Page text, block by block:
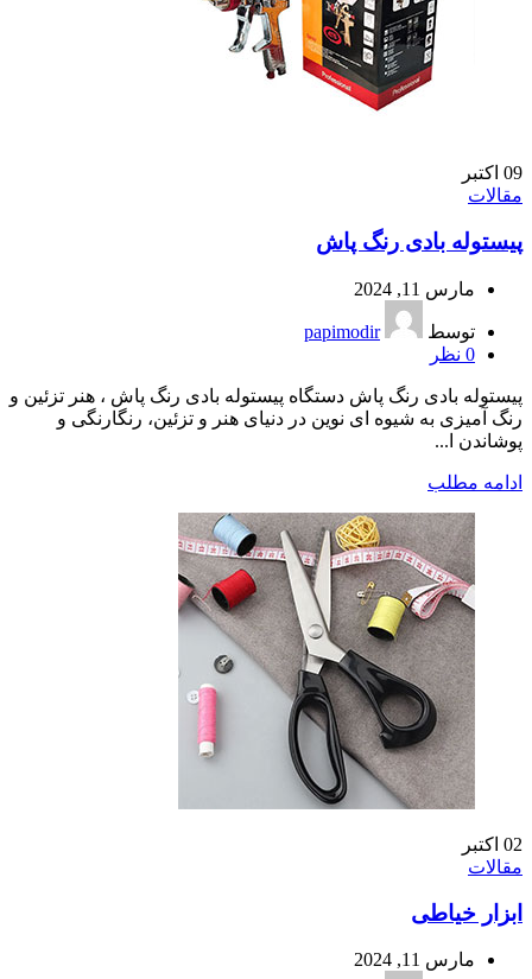
09 اکتبر
مقالات
پیستوله بادی رنگ پاش
مارس 11, 2024
توسط
papimodir
0 نظر
پیستوله بادی رنگ پاش دستگاه پیستوله بادی رنگ پاش ، هنر تزئین و
رنگ آمیزی به شیوه ای نوین در دنیای هنر و تزئین، رنگارنگی و
پوشاندن ا...
ادامه مطلب
02 اکتبر
مقالات
ابزار خیاطی
مارس 11, 2024